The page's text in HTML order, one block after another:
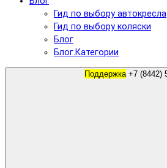
Гид по выбору автокресла
Гид по выбору коляски
Блог
Блог.Категории
Поддержка